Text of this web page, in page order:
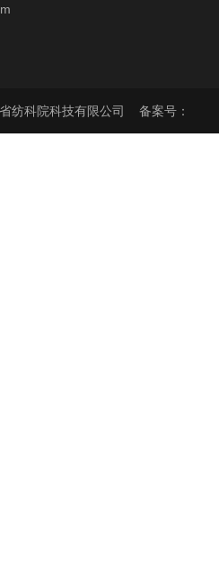
纺科院科技有限公司 备案号：